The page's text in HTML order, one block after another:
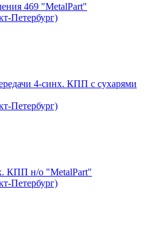
469 "MetalPart"
Петербург)
4-синх. КПП с сухарями
Петербург)
КПП н/о "MetalPart"
Петербург)